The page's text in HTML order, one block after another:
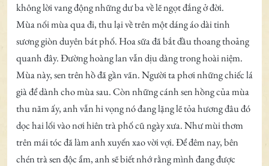
không lời vang động những dư ba về lẽ ngọt đắng ở đời.
Mùa nối mùa qua đi, thu lại về trên một dáng áo dài tinh
sương giòn duyên bát phố. Hoa sữa đã bắt đầu thoang thoảng
quanh đây. Đường hoàng lan vẫn dịu dàng trong hoài niệm.
Mùa này, sen trên hồ đã gần vãn. Người ta phơi những chiếc lá
già để dành cho mùa sau. Còn những cánh sen hồng của mùa
thu năm ấy, anh vẫn hi vọng nó đang lặng lẽ tỏa hương đâu đó
dọc hai lối vào nơi hiên trà phố cũ ngày xưa. Như mùi thơm
trên mái tóc đã làm anh xuyến xao vời vợi. Để đêm nay, bên
chén trà sen độc ẩm, anh sẽ biết nhớ rằng mình đang được